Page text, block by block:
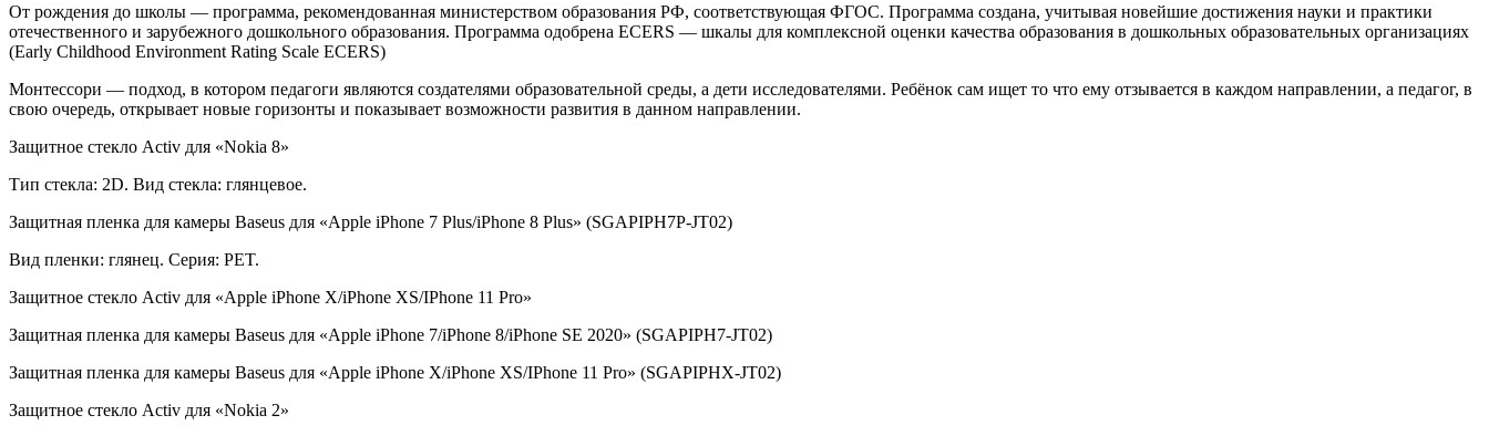
От рождения до школы — программа, рекомендованная министерством образования РФ, соответствующая ФГОС. Программа создана, учитывая новейшие достижения науки и практики
отечественного и зарубежного дошкольного образования. Программа одобрена ECERS — шкалы для комплексной оценки качества образования в дошкольных образовательных организациях
(Early Childhood Environment Rating Scale ECERS)
Монтессори — подход, в котором педагоги являются создателями образовательной среды, а дети исследователями. Ребёнок сам ищет то что ему отзывается в каждом направлении, а педагог, в
свою очередь, открывает новые горизонты и показывает возможности развития в данном направлении.
Защитное стекло Activ для «Nokia 8»
Тип стекла: 2D. Вид стекла: глянцевое.
Защитная пленка для камеры Baseus для «Apple iPhone 7 Plus/iPhone 8 Plus» (SGAPIPH7P-JT02)
Вид пленки: глянец. Серия: PET.
Защитное стекло Activ для «Apple iPhone X/iPhone XS/IPhone 11 Pro»
Защитная пленка для камеры Baseus для «Apple iPhone 7/iPhone 8/iPhone SE 2020» (SGAPIPH7-JT02)
Защитная пленка для камеры Baseus для «Apple iPhone X/iPhone XS/IPhone 11 Pro» (SGAPIPHX-JT02)
Защитное стекло Activ для «Nokia 2»